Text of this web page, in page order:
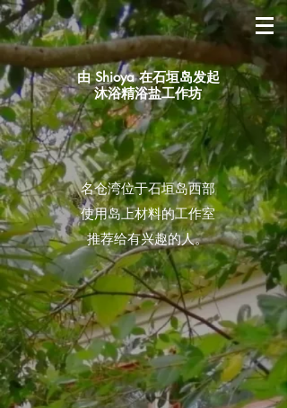
由 Shioya 在石垣岛发起
沐浴精浴盐工作坊
名仓湾位于石垣岛西部
使用岛上材料的工作室
推荐给有兴趣的人。